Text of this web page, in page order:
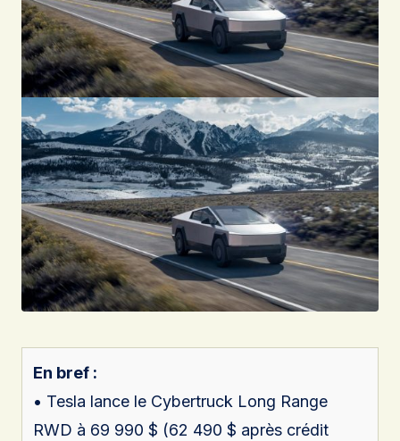
En bref :
• Tesla lance le Cybertruck Long Range
RWD à 69 990 $ (62 490 $ après crédit